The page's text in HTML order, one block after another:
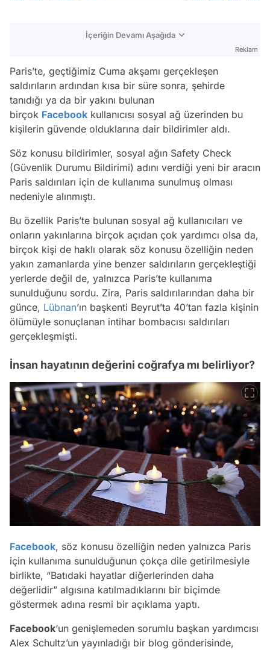
İçeriğin Devamı Aşağıda
Reklam
Paris’te, geçtiğimiz Cuma akşamı gerçekleşen
saldırıların ardından kısa bir süre sonra, şehirde
tanıdığı ya da bir yakını bulunan
birçok Facebook kullanıcısı sosyal ağ üzerinden bu
kişilerin güvende olduklarına dair bildirimler aldı.
Söz konusu bildirimler, sosyal ağın Safety Check
(Güvenlik Durumu Bildirimi) adını verdiği yeni bir aracın
Paris saldırıları için de kullanıma sunulmuş olması
nedeniyle alınmıştı.
Bu özellik Paris’te bulunan sosyal ağ kullanıcıları ve
onların yakınlarına birçok açıdan çok yardımcı olsa da,
birçok kişi de haklı olarak söz konusu özelliğin neden
yakın zamanlarda yine benzer saldırıların gerçekleştiği
yerlerde değil de, yalnızca Paris’te kullanıma
sunulduğunu sordu. Zira, Paris saldırılarından daha bir
günce, Lübnan’ın başkenti Beyrut’ta 40’tan fazla kişinin
ölümüyle sonuçlanan intihar bombacısı saldırıları
gerçekleşmişti.
İnsan hayatının değerini coğrafya mı belirliyor?
Facebook, söz konusu özelliğin neden yalnızca Paris
için kullanıma sunulduğunun çokça dile getirilmesiyle
birlikte, “Batıdaki hayatlar diğerlerinden daha
değerlidir” algısına katılmadıklarını bir biçimde
göstermek adına resmi bir açıklama yaptı.
Facebook‘un genişlemeden sorumlu başkan yardımcısı
Alex Schultz’un yayınladığı bir blog gönderisinde,